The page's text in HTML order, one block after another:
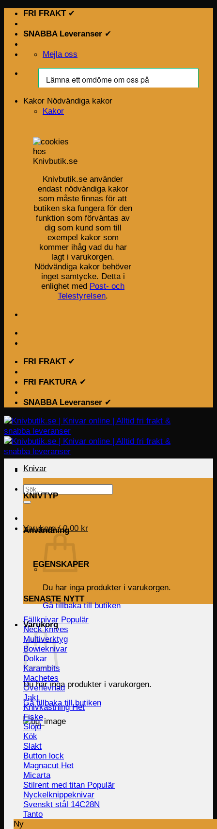
Skip
content
FRI FRAKT✔
SNABBA Leveranser ✔
Mejla oss
Kakor Nödvändiga kakor
Kakor
Knivbutik.se använder
endast nödvändiga kakor
som måste finnas för att
butiken ska fungera för den
funktion som förväntas av
dig som kund som till
exempel kakor som
kommer ihåg vad du har
lagt i varukorgen.
Nödvändiga kakor behöver
inget samtycke. Detta i
enlighet med Post- och
Telestyrelsen.
FRI FRAKT✔
FRI FAKTURA ✔
SNABBA Leveranser ✔
Sök
efter:
Varukorg /0.00 kr
Du har inga produkter i varukorgen.
Gå tillbaka till butiken
Varukorg
Du har inga produkter i varukorgen.
Gå tillbaka till butiken
Knivar
KNIVTYP
Användning
EGENSKAPER
SENASTE NYTT
Fällknivar
Neck knives
Multiverktyg
Bowieknivar
Dolkar
Karambits
Machetes
Överlevnad
Jakt
Knivkastning
Fiske
Slöjd
Kök
Slakt
Button lock
Magnacut
Micarta
Stilrent med titan
Nyckelknippeknivar
Svenskt stål 14C28N
Tanto
Ny